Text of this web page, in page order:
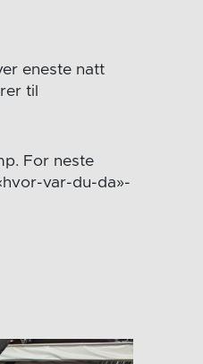
eneste natt
til
For neste
var-du-da»-